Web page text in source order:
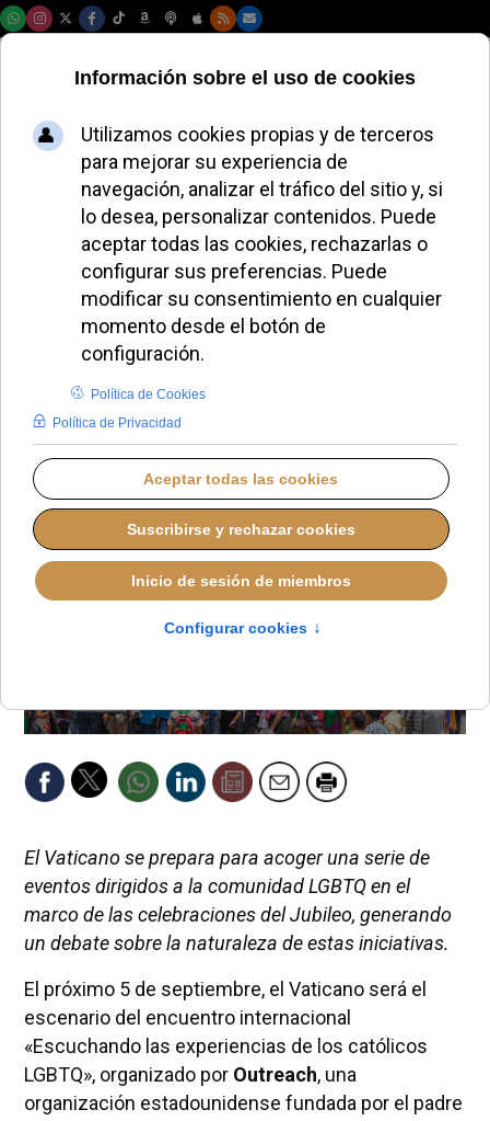
El Vaticano acoge
eventos LGBTQ en el
Jubileo, generando
debate interno
REDACCIÓN
DESDE EL VATICANO
MIÉRCOLES, 03 SEPTIEMBRE 2025 16:57
El Vaticano se prepara para acoger una serie de
eventos dirigidos a la comunidad LGBTQ en el
marco de las celebraciones del Jubileo, generando
un debate sobre la naturaleza de estas iniciativas.
El próximo 5 de septiembre, el Vaticano será el
escenario del encuentro internacional
«Escuchando las experiencias de los católicos
LGBTQ», organizado por Outreach, una
organización estadounidense fundada por el padre